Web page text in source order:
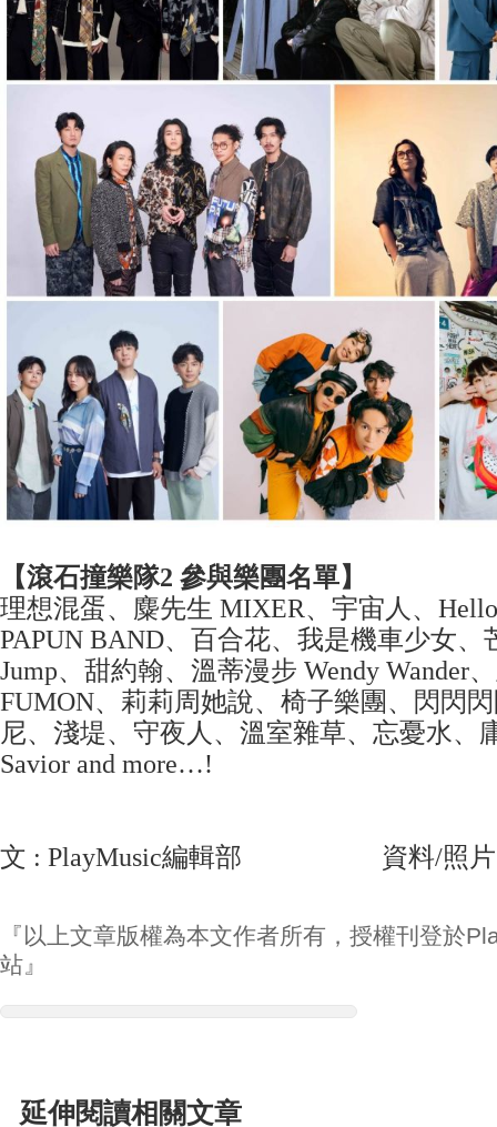
【滾石撞樂隊2 參與樂團名單】
理想混蛋、麋先生 MIXER、宇宙人、
PAPUN BAND、百合花、我是機車少女、
Jump、甜約翰、溫蒂漫步 Wendy Wander
FUMON、莉莉周她說、椅子樂團、閃閃
尼、淺堤、守夜人、溫室雜草、忘憂水、
Savior and more…!
文 : PlayMusic編輯部 資料/照
『以上文章版權為本文作者所有，授權刊登於
站』
延伸閱讀相關文章